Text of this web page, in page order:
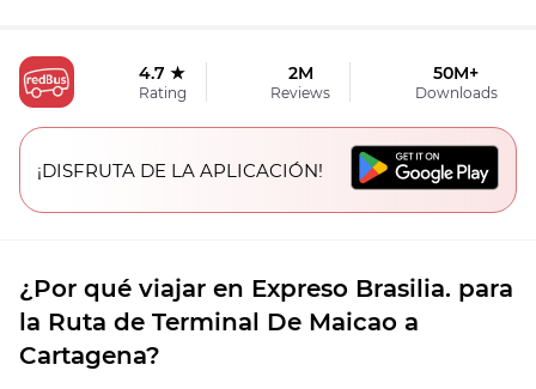
4.7 ★
Rating
2M
Reviews
50M+
Downloads
¡DISFRUTA DE LA APLICACIÓN!
¿Por qué viajar en Expreso Brasilia. para
la Ruta de Terminal De Maicao a
Cartagena?